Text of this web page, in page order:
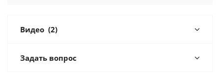
Видео (2)
Задать вопрос